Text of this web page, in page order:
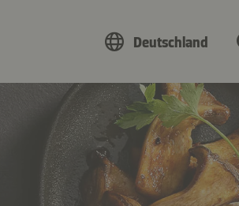
Deutschland